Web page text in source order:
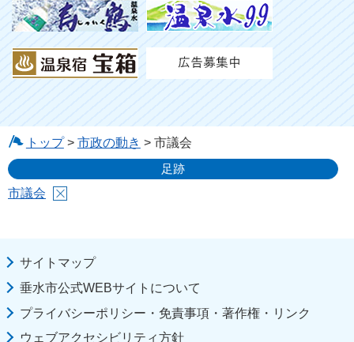
トップ> 市政の動き > 市議会
足跡
市議会
サイトマップ
垂水市公式WEBサイトについて
プライバシーポリシー・免責事項・著作権・リンク
ウェブアクセシビリティ方針